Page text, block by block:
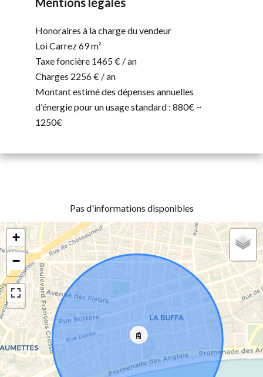
Honoraires à la charge du vendeur
Loi Carrez69 m²
Taxe foncière 1465 € / an
Charges 2256 € / an
Montant estimé des dépenses annuelles
d'énergie pour un usage standard : 880€ ~
1250€
Pas d'informations disponibles
+
−